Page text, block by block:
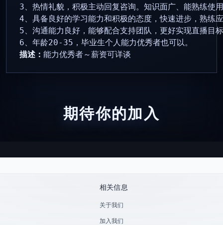
3、热情礼貌，积极主动回复咨询。知识面广、能熟练使
4、具备良好的学习能力和积极的态度，快速进步，熟练
5、沟通能力良好，能够配合支持团队，更好实现直播目
6、年龄20-35，毕业生个人能力优秀者也可以。
描述： 能力优秀者～薪资可详谈
期待你的加入
相关信息
关于我们
加入我们